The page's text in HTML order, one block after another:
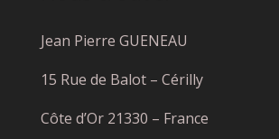
Jean Pierre GUENEAU
15 Rue de Balot – Cérilly
Côte d’Or 21330 – France